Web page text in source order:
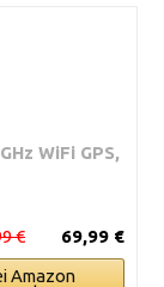
WiFi GPS,
69,99 €
€
Amazon